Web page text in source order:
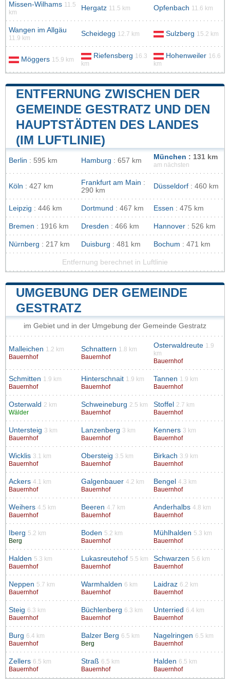
Missen-Wilhams 11.5
km
Hergatz 11.5 km Opfenbach 11.6 km
Wangen im Allgäu
11.9 km
Scheidegg 12.7 km Sulzberg 15.2 km
Möggers 15.9 km Riefensberg 16.3
km
Hohenweiler 16.6
km
ENTFERNUNG ZWISCHEN DER
GEMEINDE GESTRATZ UND DEN
HAUPTSTÄDTEN DES LANDES
(IM LUFTLINIE)
Berlin : 595 km Hamburg : 657 km München : 131 km
am nächsten
Köln : 427 km Frankfurt am Main :
290 km
Düsseldorf : 460 km
Leipzig : 446 km Dortmund : 467 km Essen : 475 km
Bremen : 1916 km Dresden : 466 km Hannover : 526 km
Nürnberg : 217 km Duisburg : 481 km Bochum : 471 km
Entfernung berechnet in Luftlinie
UMGEBUNG DER GEMEINDE
GESTRATZ
im Gebiet und in der Umgebung der Gemeinde Gestratz
Malleichen 1.2 km
Bauernhof
Schnattern 1.8 km
Bauernhof
Osterwaldreute 1.9
km
Bauernhof
Schmitten 1.9 km
Bauernhof
Hinterschnait 1.9 km
Bauernhof
Tannen 1.9 km
Bauernhof
Osterwald 2 km
Wälder
Schweineburg 2.5 km
Bauernhof
Stoffel
2.7 km
Bauernhof
Untersteig 3 km
Bauernhof
Lanzenberg 3 km
Bauernhof
Kenners 3 km
Bauernhof
Wicklis 3.1 km
Bauernhof
Obersteig 3.5 km
Bauernhof
Birkach 3.9 km
Bauernhof
Ackers 4.1 km
Bauernhof
Galgenbauer 4.2 km
Bauernhof
Bengel 4.3 km
Bauernhof
Weihers 4.5 km
Bauernhof
Beeren 4.7 km
Bauernhof
Anderhalbs 4.8 km
Bauernhof
Iberg 5.2 km
Berg
Boden 5.2 km
Bauernhof
Mühlhalden 5.3 km
Bauernhof
Halden 5.3 km
Bauernhof
Lukasreutehof 5.5 km
Bauernhof
Schwarzen 5.6 km
Bauernhof
Neppen 5.7 km
Bauernhof
Warmhalden 6 km
Bauernhof
Laidraz 6.2 km
Bauernhof
Steig 6.3 km
Bauernhof
Büchlenberg 6.3 km
Bauernhof
Unterried 6.4 km
Bauernhof
Burg 6.4 km
Bauernhof
Balzer Berg 6.5 km
Berg
Nagelringen 6.5 km
Bauernhof
Zellers 6.5 km
Bauernhof
Straß 6.5 km
Bauernhof
Halden 6.5 km
Bauernhof